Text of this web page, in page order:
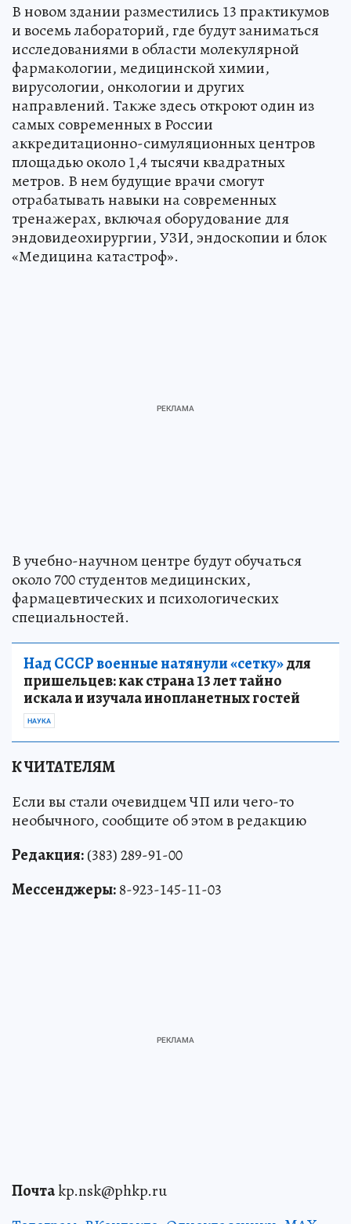
В новом здании разместились 13 практикумов
и восемь лабораторий, где будут заниматься
исследованиями в области молекулярной
фармакологии, медицинской химии,
вирусологии, онкологии и других
направлений. Также здесь откроют один из
самых современных в России
аккредитационно-симуляционных центров
площадью около 1,4 тысячи квадратных
метров. В нем будущие врачи смогут
отрабатывать навыки на современных
тренажерах, включая оборудование для
эндовидеохирургии, УЗИ, эндоскопии и блок
«Медицина катастроф».
В учебно-научном центре будут обучаться
около 700 студентов медицинских,
фармацевтических и психологических
специальностей.
Над СССР военные натянули «сетку»для
пришельцев: как страна 13 лет тайно
искала и изучала инопланетных гостей
НАУКА
К ЧИТАТЕЛЯМ
Если вы стали очевидцем ЧП или чего-то
необычного, сообщите об этом в редакцию
Редакция:(383) 289-91-00
Мессенджеры:8-923-145-11-03
Почтаkp.nsk@phkp.ru